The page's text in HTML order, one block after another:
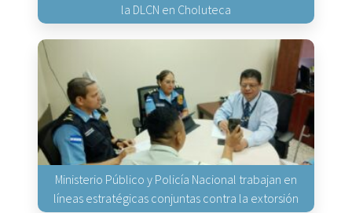
la DLCN en Choluteca
Ministerio Público y Policía Nacional trabajan en
líneas estratégicas conjuntas contra la extorsión